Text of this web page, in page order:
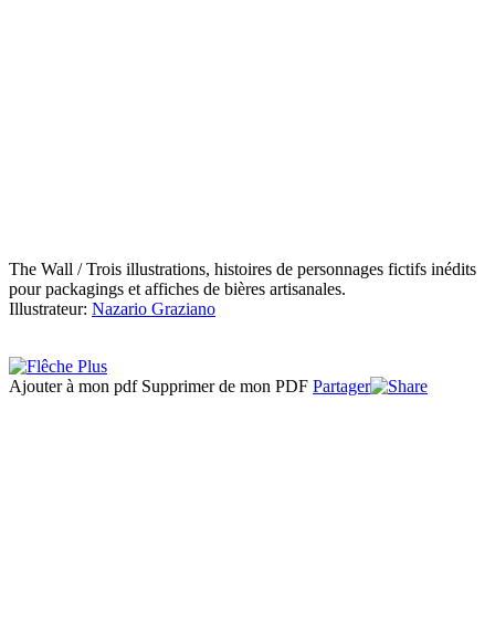
The Wall / Trois illustrations, histoires de personnages fictifs inédits
pour packagings et affiches de bières artisanales.
Illustrateur: Nazario Graziano
Ajouter à mon pdf Supprimer de mon PDF Partager